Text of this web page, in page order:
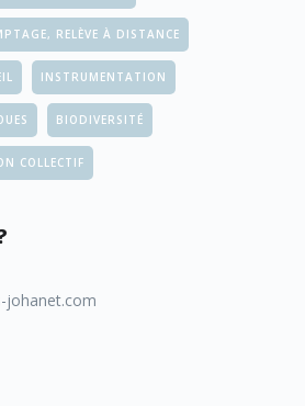
RELÈVE À DISTANCE
INSTRUMENTATION
BIODIVERSITÉ
COLLECTIF
johanet.com